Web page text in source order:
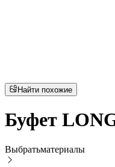
Найти похожие
Буфет
Выбратьматериалы